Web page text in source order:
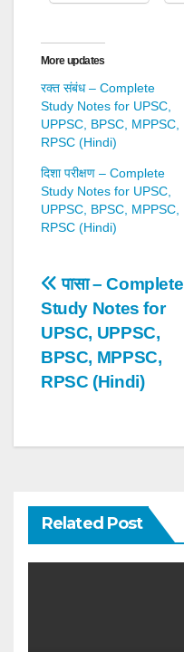
More updates
रक्त संबंध – Complete
Study Notes for UPSC,
UPPSC, BPSC, MPPSC,
RPSC (Hindi)
दिशा परीक्षण – Complete
Study Notes for UPSC,
UPPSC, BPSC, MPPSC,
RPSC (Hindi)
Post
navigation
पासा – Complete
Study Notes for
UPSC, UPPSC,
BPSC, MPPSC,
RPSC (Hindi)
Related Post